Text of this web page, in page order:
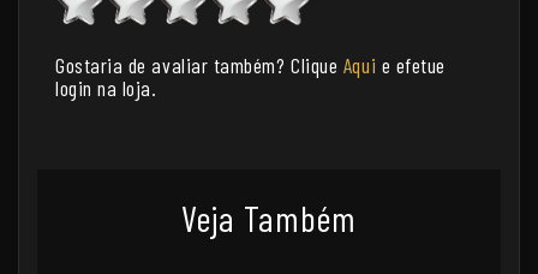
Gostaria de avaliar também? Clique Aqui e efetue
login na loja.
Veja Também